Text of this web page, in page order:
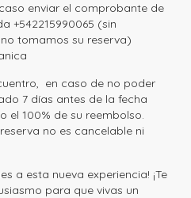
enviar el comprobante de
+542215990065 (sin
tomamos su reserva)
en caso de no poder
7 días antes de la fecha
el 100% de su reembolso.
no es cancelable ni
a esta nueva experiencia! ¡Te
para que vivas un